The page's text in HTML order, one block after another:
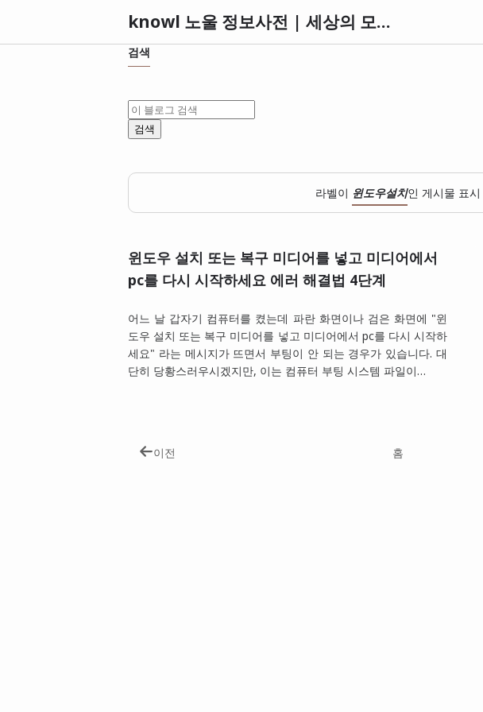
knowl 노울 정보사전 | 세상의 모든 정보와 지식 아카이브
검색
라벨이 윈도우설치인 게시물 표시
윈도우 설치 또는 복구 미디어를 넣고 미디어에서
pc를 다시 시작하세요 에러 해결법 4단계
어느 날 갑자기 컴퓨터를 켰는데 파란 화면이나 검은 화면에 "윈
도우 설치 또는 복구 미디어를 넣고 미디어에서 pc를 다시 시작하
세요" 라는 메시지가 뜨면서 부팅이 안 되는 경우가 있습니다. 대
단히 당황스러우시겠지만, 이는 컴퓨터 부팅 시스템 파일이…
이전 홈